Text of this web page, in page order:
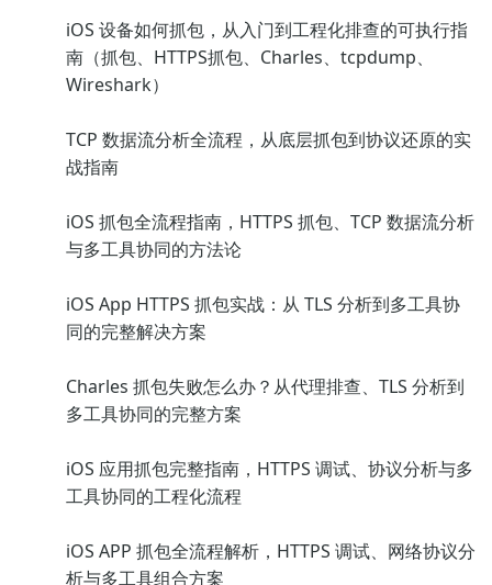
iOS 设备如何抓包，从入门到工程化排查的可执行指
南（抓包、HTTPS抓包、Charles、tcpdump、
Wireshark）
TCP 数据流分析全流程，从底层抓包到协议还原的实
战指南
iOS 抓包全流程指南，HTTPS 抓包、TCP 数据流分析
与多工具协同的方法论
iOS App HTTPS 抓包实战：从 TLS 分析到多工具协
同的完整解决方案
Charles 抓包失败怎么办？从代理排查、TLS 分析到
多工具协同的完整方案
iOS 应用抓包完整指南，HTTPS 调试、协议分析与多
工具协同的工程化流程
iOS APP 抓包全流程解析，HTTPS 调试、网络协议分
析与多工具组合方案